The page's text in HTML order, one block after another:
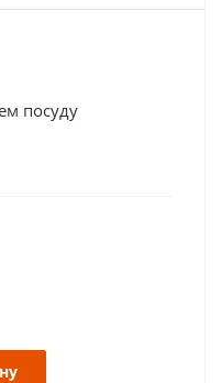
посуду